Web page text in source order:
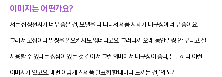
이미지는 어떤가요?
저는 삼성전자가 너무 좋은 건, 모델을 다 떠나서 제품 자체가 내구성이 너무 좋아요.
그래서 고장이나 말썽을 일으키지도 않더라고요. 그러니까 오래 동안 말썽 안 부리고 잘
사용할 수 있다는 장점이 있는 것 같아서 그런 의미에서 내구성이 좋다, 튼튼하다 이런
이미지가 있고요. 매번 이렇게 신제품 발표회 할 때마다 느끼는 건, ‘와 되게